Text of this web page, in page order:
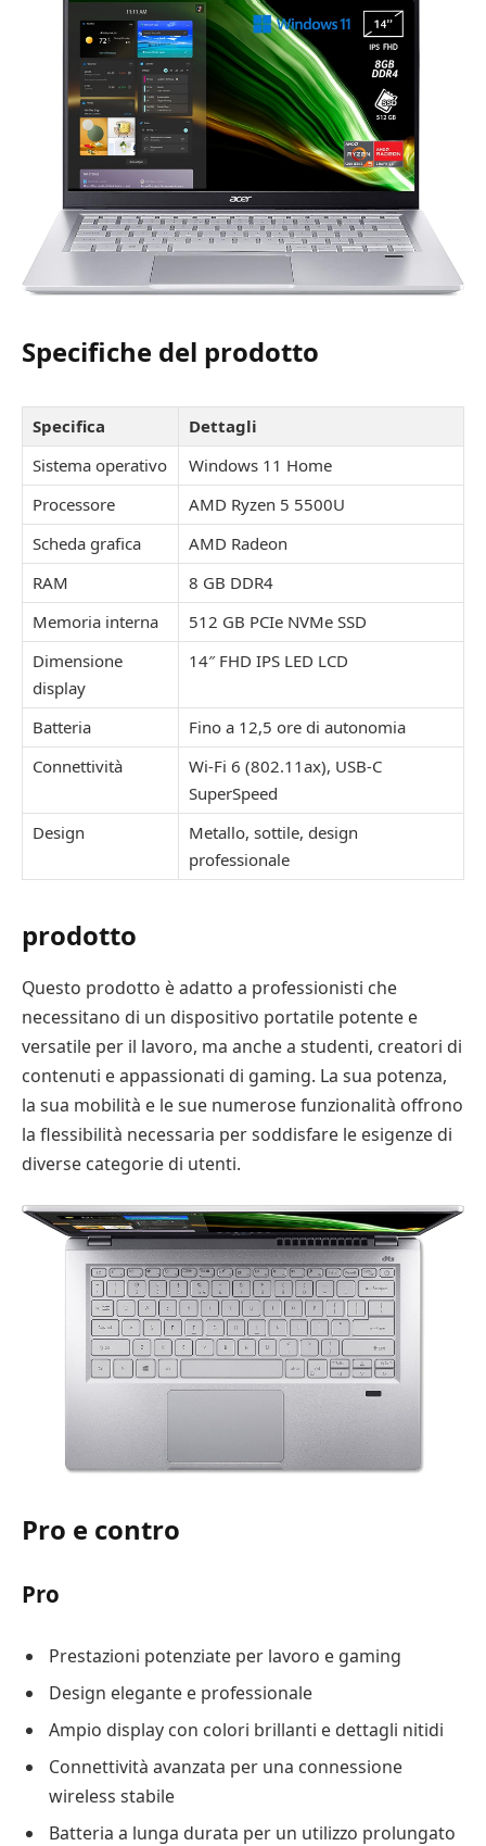
Specifiche del prodotto
Specifica
Dettagli
Sistema operativo
Windows 11 Home
Processore
AMD Ryzen 5 5500U
Scheda grafica
AMD Radeon
RAM
8 GB DDR4
Memoria interna
512 GB PCIe NVMe SSD
Dimensione
display
14″ FHD IPS LED LCD
Batteria
Fino a 12,5 ore di autonomia
Connettività
Wi-Fi 6 (802.11ax), USB-C
SuperSpeed
Design
Metallo, sottile, design
professionale
prodotto
Questo prodotto è adatto a professionisti che
necessitano di un dispositivo portatile potente e
versatile per il lavoro, ma anche a studenti, creatori di
contenuti e appassionati di gaming. La sua potenza,
la sua mobilità e le sue numerose funzionalità offrono
la flessibilità necessaria per soddisfare le esigenze di
diverse categorie di utenti.
Pro e contro
Pro
Prestazioni potenziate per lavoro e gaming
Design elegante e professionale
Ampio display con colori brillanti e dettagli nitidi
Connettività avanzata per una connessione
wireless stabile
Batteria a lunga durata per un utilizzo prolungato